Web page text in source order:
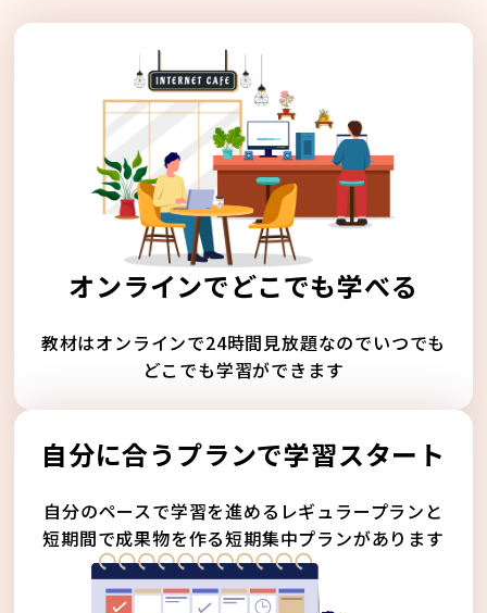
オンラインでどこでも学べる
教材はオンラインで24時間見放題なのでいつでも
どこでも学習ができます
自分に合うプランで学習スタート
自分のペースで学習を進めるレギュラープランと
短期間で成果物を作る短期集中プランがあります